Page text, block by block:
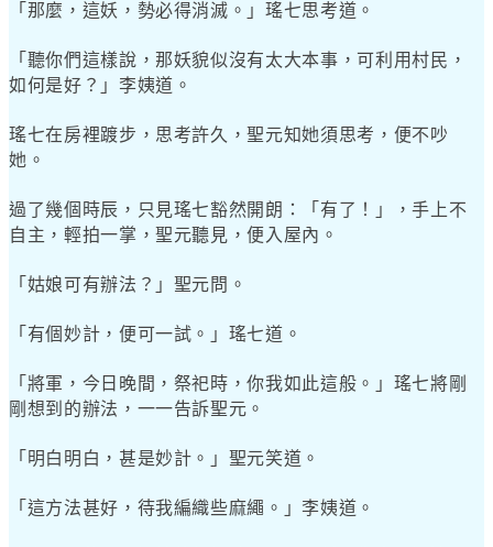
「那麼，這妖，勢必得消滅。」瑤七思考道。
「聽你們這樣說，那妖貌似沒有太大本事，可利用村民，
如何是好？」李姨道。
瑤七在房裡踱步，思考許久，聖元知她須思考，便不吵
她。
過了幾個時辰，只見瑤七豁然開朗：「有了！」，手上不
自主，輕拍一掌，聖元聽見，便入屋內。
「姑娘可有辦法？」聖元問。
「有個妙計，便可一試。」瑤七道。
「將軍，今日晚間，祭祀時，你我如此這般。」瑤七將剛
剛想到的辦法，一一告訴聖元。
「明白明白，甚是妙計。」聖元笑道。
「這方法甚好，待我編織些麻繩。」李姨道。